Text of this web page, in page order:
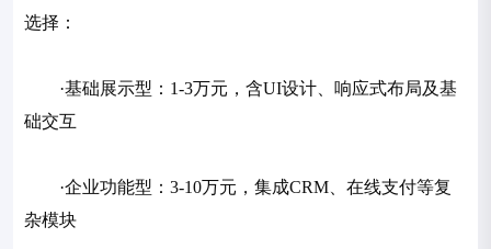
选择：
·基础展示型：1-3万元，含UI设计、响应式布局及基
础交互
·企业功能型：3-10万元，集成CRM、在线支付等复
杂模块